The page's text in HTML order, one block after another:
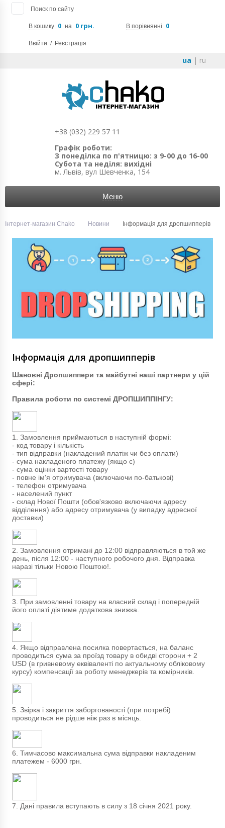
Поиск по сайту
В кошику 0 на 0 грн. В порівнянні 0
Ввійти / Реєстрація
ua | ru
+38 (032) 229 57 11
Графік роботи:
З понеділка по п'ятницю: з 9-00 до 16-00
Субота та неділя: вихідні
м. Львів, вул Шевченка, 154
Меню
Інтернет-магазин Chako Новини Інформація для дропшипперів
Інформація для дропшипперів
Шановні Дропшиппери та майбутні наші партнери у цій
сфері:
Правила роботи по системі ДРОПШИППІНГУ:
1. Замовлення приймаються в наступній формі:
- код товару і кількість
- тип відправки (накладений платіж чи без оплати)
- сума накладеного платежу (якщо є)
- сума оцінки вартості товару
- повне ім'я отримувача (включаючи по-батькові)
- телефон отримувача
- населений пункт
- склад Нової Пошти (обов'язково включаючи адресу
відділення) або адресу отримувача (у випадку адресної
доставки)
2. Замовлення отримані до 12:00 відправляються в той же
день, після 12:00 - наступного робочого дня. Відправка
наразі тільки Новою Поштою!.
3. При замовленні товару на власний склад і попередній
його оплаті діятиме додаткова знижка.
4. Якщо відправлена посилка повертається, на баланс
проводиться сума за проїзд товару в обидві сторони + 2
USD (в гривневому еквіваленті по актуальному обліковому
курсу) компенсації за роботу менеджерів та комірників.
5. Звірка і закриття заборгованості (при потребі)
проводиться не рідше ніж раз в місяць.
6. Тимчасово максимальна сума відправки накладеним
платежем - 6000 грн.
7. Дані правила вступають в силу з 18 січня 2021 року.